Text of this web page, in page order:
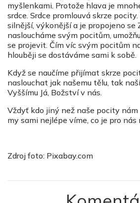
myšlenkami. Protože hlava je
srdce. Srdce promlouvá skrze
silnější, výkonější a je propojeno se
nasloucháme svým pocitům,
se projevit. Čím víc svým pocitům
hlouběji se dostáváme sami k sobě.
Když se naučíme přijímat skrze
naslouchat jak našemu tělu, tak
Vyššímu Já, Božství v nás.
Vždyť kdo jiný než naše pocity nám
my sami nejlépe víme, co je pro nás
Zdroj foto: Pixabay.com